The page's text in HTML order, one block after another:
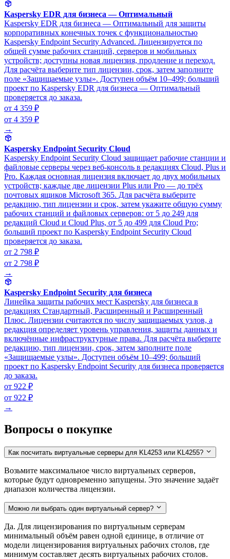
Kaspersky EDR для бизнеса — Оптимальный
Kaspersky EDR для бизнеса — Оптимальный для защиты
корпоративных конечных точек с функциональностью
Kaspersky Endpoint Security Advanced. Лицензируется по
общей сумме рабочих станций, серверов и мобильных
устройств; доступны новая лицензия, продление и переход.
Для расчёта выберите тип лицензии, срок, затем заполните
поле «Защищаемые узлы». Доступен объём 10–499; больший
проект по Kaspersky EDR для бизнеса — Оптимальный
проверяется до заказа.
от 4 359 ₽
от 4 359 ₽
→
Kaspersky Endpoint Security Cloud
Kaspersky Endpoint Security Cloud защищает рабочие станции и
файловые серверы через веб-консоль в редакциях Cloud, Plus и
Pro. Каждая основная лицензия включает до двух мобильных
устройств; каждые две лицензии Plus или Pro — до трёх
почтовых ящиков Microsoft 365. Для расчёта выберите
редакцию, тип лицензии и срок, затем укажите общую сумму
рабочих станций и файловых серверов: от 5 до 249 для
редакций Cloud и Cloud Plus, от 5 до 499 для Cloud Pro;
больший проект по Kaspersky Endpoint Security Cloud
проверяется до заказа.
от 2 798 ₽
от 2 798 ₽
→
Kaspersky Endpoint Security для бизнеса
Линейка защиты рабочих мест Kaspersky для бизнеса в
редакциях Стандартный, Расширенный и Расширенный
Плюс. Лицензии считаются по числу защищаемых узлов, а
редакция определяет уровень управления, защиты данных и
включённые инфраструктурные права. Для расчёта выберите
редакцию, тип лицензии, срок, затем заполните поле
«Защищаемые узлы». Доступен объём 10–499; больший
проект по Kaspersky Endpoint Security для бизнеса проверяется
до заказа.
от 922 ₽
от 922 ₽
→
Вопросы о покупке
Как посчитать виртуальные серверы для KL4253 или KL4255?
Возьмите максимальное число виртуальных серверов,
которые будут одновременно запущены. Это значение задаёт
диапазон количества лицензии.
Можно ли выбрать один виртуальный сервер?
Да. Для лицензирования по виртуальным серверам
минимальный объём равен одной единице, в отличие от
модели лицензирования виртуальных рабочих столов, где
минимум составляет десять виртуальных рабочих столов.